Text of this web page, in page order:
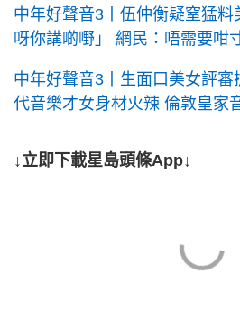
中年好聲音3丨伍仲衡疑窒猛
呀你講啲嘢」 網民：唔需要咁
中年好聲音3丨生面口美女評審
代音樂才女身材火辣 倫敦皇家
↓立即下載星島頭條App↓